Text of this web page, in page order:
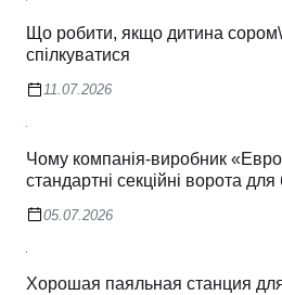
Що робити, якщо дитина
спілкуватися
11.07.2026
Чому компанія-виробник
стандартні секційні ворота для
05.07.2026
Хорошая паяльная станция